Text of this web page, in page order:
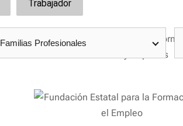
Trabajador
Familias Profesionales